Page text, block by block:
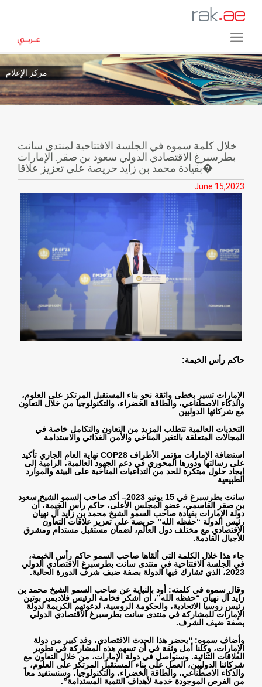
مركز الإعلام
خلال كلمة سموه في الجلسة الافتتاحية لمنتدى سانت
بطرسبرغ الاقتصادي الدولي سعود بن صقر: الإمارات
بقيادة محمد بن زايد حريصة على تعزيز علاقا�
June 15,2023
حاكم رأس الخيمة:
الإمارات تسير بخطى واثقة نحو بناء المستقبل المرتكز على العلوم،
والذكاء الاصطناعي، والطاقة الخضراء، والتكنولوجيا من خلال التعاون
مع شركائها الدوليين
التحديات العالمية تتطلب المزيد من التعاون والتكامل خاصة في
المجالات المتعلقة بالتغير المناخي والأمن الغذائي والاستدامة
استضافة الإمارات مؤتمر الأطراف COP28 نهاية العام الجاري تأكيد
على رسالتها ودورها المحوري في دعم الجهود العالمية، الرامية إلى
إيجاد حلول مبتكرة للحد من التداعيات المناخية على البيئة والموارد
الطبيعية
سانت بطرسبرغ في 15 يونيو 2023– أكد صاحب السمو الشيخ سعود
بن صقر القاسمي، عضو المجلس الأعلى، حاكم رأس الخيمة، أن
دولة الإمارات بقيادة صاحب السمو الشيخ محمد بن زايد آل نهيان
رئيس الدولة “حفظه الله” حريصة على تعزيز علاقات التعاون
الاقتصادي مع مختلف دول العالم، لضمان مستقبل مستدام ومشرق
للأجيال القادمة.
جاء هذا خلال الكلمة التي ألقاها صاحب السمو حاكم رأس الخيمة،
في الجلسة الافتتاحية في منتدى سانت بطرسبرغ الاقتصادي الدولي
2023، الذي تشارك فيها الدولة بصفة ضيف شرف الدورة الحالية
.
وقال سموه في كلمته: أود بالنيابة عن صاحب السمو الشيخ محمد بن
زايد آل نهيان “حفظه الله”، أن أشكر فخامة الرئيس فلاديمير بوتين
رئيس روسيا الاتحادية، والحكومة الروسية، لدعوتهم الكريمة لدولة
الإمارات للمشاركة في منتدى سانت بطرسبرغ الاقتصادي الدولي
بصفة ضيف الشرف.
وأضاف سموه: “يحضر هذا الحدث الاقتصادي، وفد كبير من دولة
الإمارات، وكلنا أمل وثقة في أن تسهم هذه المشاركة في تطوير
العلاقات الثنائية. وسنواصل في دولة الإمارات، من خلال التعاون مع
شركائنا الدوليين، العمل على بناء المستقبل المرتكز على العلوم،
والذكاء الاصطناعي، والطاقة الخضراء، والتكنولوجيا، وسنستفيد معاً
من الفرص الموجودة خدمة لأهداف التنمية المستدامة.”